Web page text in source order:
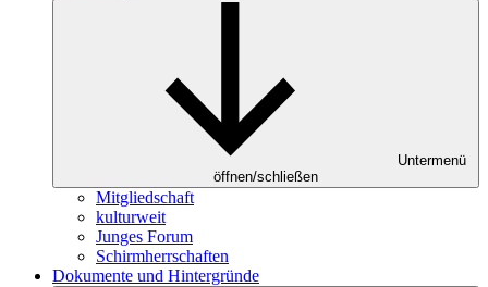
Untermenü
öffnen/schließen
Mitgliedschaft
kulturweit
Junges Forum
Schirmherrschaften
Dokumente und Hintergründe